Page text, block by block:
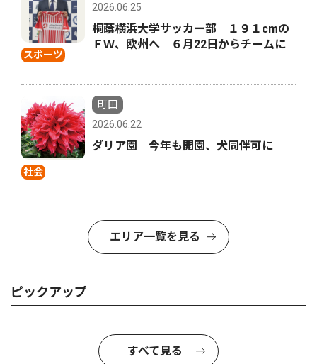
スポーツ
2026.06.25
桐蔭横浜大学サッカー部 １９１cmの
ＦＷ、欧州へ ６月22日からチームに
社会
町田
2026.06.22
ダリア園 今年も開園、犬同伴可に
エリア一覧を見る
ピックアップ
すべて見る